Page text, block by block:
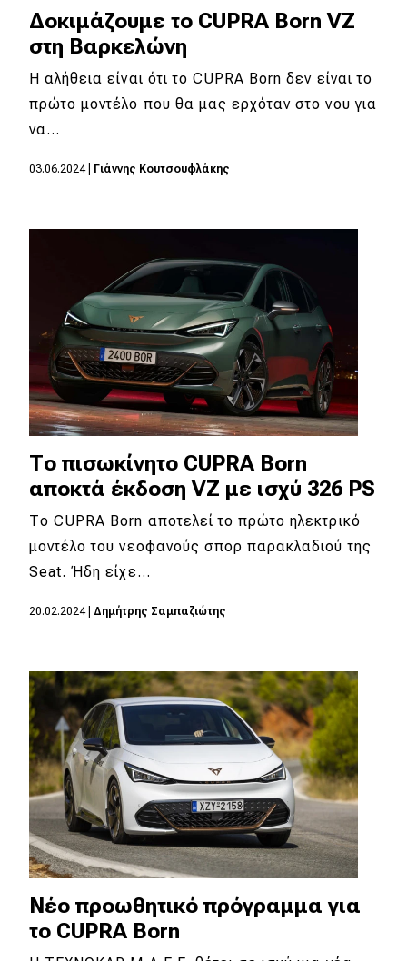
Δοκιμάζουμε το CUPRA Born VZ
στη Βαρκελώνη
Η αλήθεια είναι ότι το CUPRA Born δεν είναι το
πρώτο μοντέλο που θα μας ερχόταν στο νου για
να…
03.06.2024| Γιάννης Κουτσουφλάκης
Το πισωκίνητο CUPRA Born
αποκτά έκδοση VZ με ισχύ 326 PS
Το CUPRA Born αποτελεί το πρώτο ηλεκτρικό
μοντέλο του νεοφανούς σπορ παρακλαδιού της
Seat. Ήδη είχε…
20.02.2024| Δημήτρης Σαμπαζιώτης
Νέο προωθητικό πρόγραμμα για
το CUPRA Born